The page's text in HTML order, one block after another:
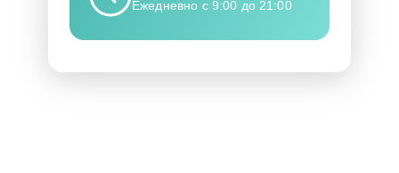
Ежедневно с 9:00 до 21:00